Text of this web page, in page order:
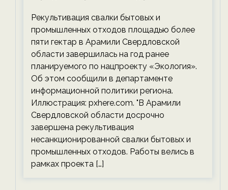
экологии на ECOportal
Рекультивация свалки бытовых и
промышленных отходов площадью более
пяти гектар в Арамили Свердловской
области завершилась на год ранее
планируемого по нацпроекту «Экология».
Об этом сообщили в департаменте
информационной политики региона.
Иллюстрация: pxhere.com. "В Арамили
Свердловской области досрочно
завершена рекультивация
несанкционированной свалки бытовых и
промышленных отходов. Работы велись в
рамках проекта […]